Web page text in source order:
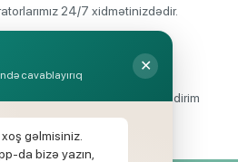
24/7 xidmətinizdədir.
məhsul seçimi
olaraq, yüksək məbləğli endirim
kampaniyaları keçirilir.
cavablayırıq
✕
gəlmisiniz.
da bizə yazın,